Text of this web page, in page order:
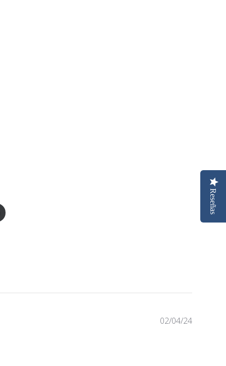
Fecha
02/04/24
Reseñas